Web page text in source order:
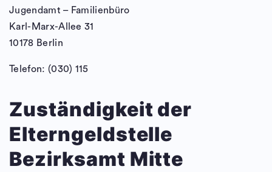
Jugendamt – Familienbüro
Karl-Marx-Allee 31
10178 Berlin
Telefon: (030) 115
Zuständigkeit der
Elterngeldstelle
Bezirksamt Mitte